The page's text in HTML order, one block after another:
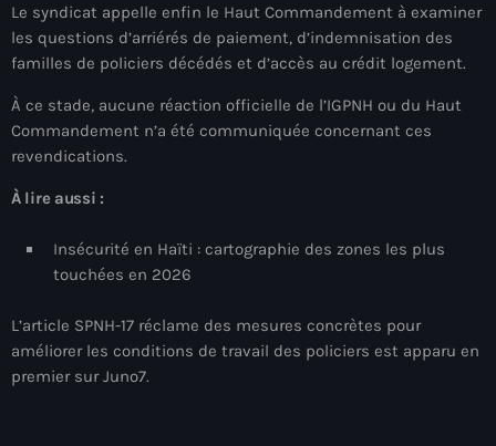
avril 2025
février 2025
janvier 2025
décembre 2024
novembre 2024
septembre 2024
août 2024
Le syndicat appelle enfin le Haut Commandement à examiner
les questions d’arriérés de paiement, d’indemnisation des
familles de policiers décédés et d’accès au crédit logement.
À ce stade, aucune réaction officielle de l’IGPNH ou du Haut
Commandement n’a été communiquée concernant ces
revendications.
À lire aussi :
Insécurité en Haïti : cartographie des zones les plus
touchées en 2026
L’article SPNH-17 réclame des mesures concrètes pour
améliorer les conditions de travail des policiers est apparu en
premier sur Juno7.